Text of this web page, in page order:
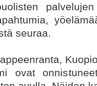
seuraa.
ovat